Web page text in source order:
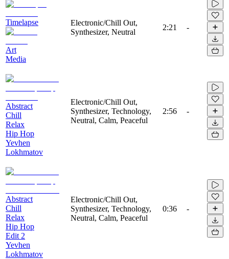
Timelapse
Art
Media
Electronic/Chill Out,
Synthesizer, Neutral
2:21 -
Abstract
Chill
Relax
Hip Hop
Yevhen
Lokhmatov
Electronic/Chill Out,
Synthesizer, Technology,
Neutral, Calm, Peaceful
2:56 -
Abstract
Chill
Relax
Hip Hop
Edit 2
Yevhen
Lokhmatov
Electronic/Chill Out,
Synthesizer, Technology,
Neutral, Calm, Peaceful
0:36 -